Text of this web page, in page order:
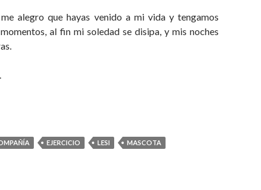
alegro que hayas venido a mi vida y tengamos
al fin mi soledad se disipa, y mis noches
EJERCICIO LESI
MASCOTA